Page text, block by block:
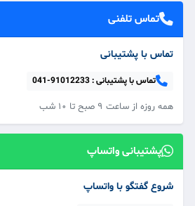
تماس تلفنی
تماس با پشتیبانی
تماس با پشتیبانی :041-91012233
همه‌ روزه از ساعت ۹ صبح تا ۱۰ شب
پشتیبانی واتساپ
شروع گفتگو با واتساپ